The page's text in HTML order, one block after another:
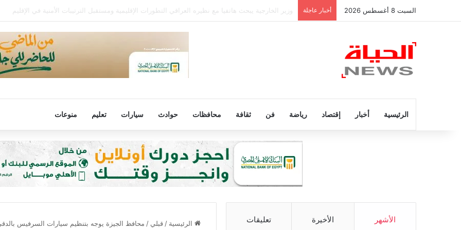
السبت 8 أغسطس 2026 أخبار عاجلة عاجل.. وفاة والد ليونيل ميسي عن عمر 68 عامًا في الأرجنتين
الرئيسية أخبار إقتصاد رياضة فن ثقافة محافظات حوادث سيارات تعليم منوعات
الرئيسية / قبلي / محافظ الجيزة يوجه بتنظيم سيارات السرفيس الأشهر الأخيرة تعليقات